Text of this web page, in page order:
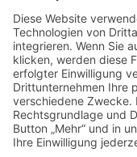
Über mich
Mit mir arbeiten
Gratis
Podcast
Shop